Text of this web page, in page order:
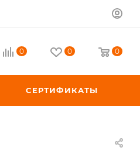
0 0 0
СЕРТИФИКАТЫ